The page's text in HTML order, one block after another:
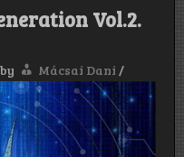
Trip
Vol.2.
by Mácsai Dani /